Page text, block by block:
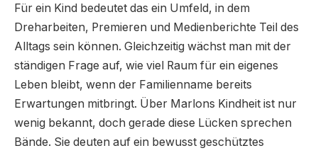
Für ein Kind bedeutet das ein Umfeld, in dem
Dreharbeiten, Premieren und Medienberichte Teil des
Alltags sein können. Gleichzeitig wächst man mit der
ständigen Frage auf, wie viel Raum für ein eigenes
Leben bleibt, wenn der Familienname bereits
Erwartungen mitbringt. Über Marlons Kindheit ist nur
wenig bekannt, doch gerade diese Lücken sprechen
Bände. Sie deuten auf ein bewusst geschütztes